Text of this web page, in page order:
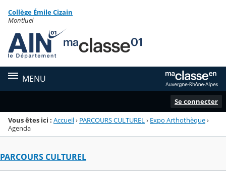
Menu de la rubrique
Contenu
Collège Émile Cizain
Montluel
MENU
Se connecter
Vous êtes ici : Accueil› PARCOURS CULTUREL › Expo Arthothèque›
Agenda
PARCOURS CULTUREL